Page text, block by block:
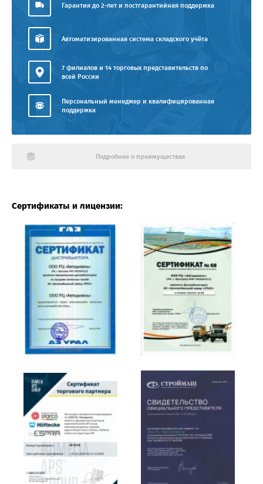
Гарантия до 2-лет и постгарантийная поддержка
Автоматизированная система складского учёта
7 филиалов и 14 торговых представительств по
всей России
Персональный менеджер и квалифицированная
поддержка
Подробнее о преимуществах
Сертификаты и лицензии: